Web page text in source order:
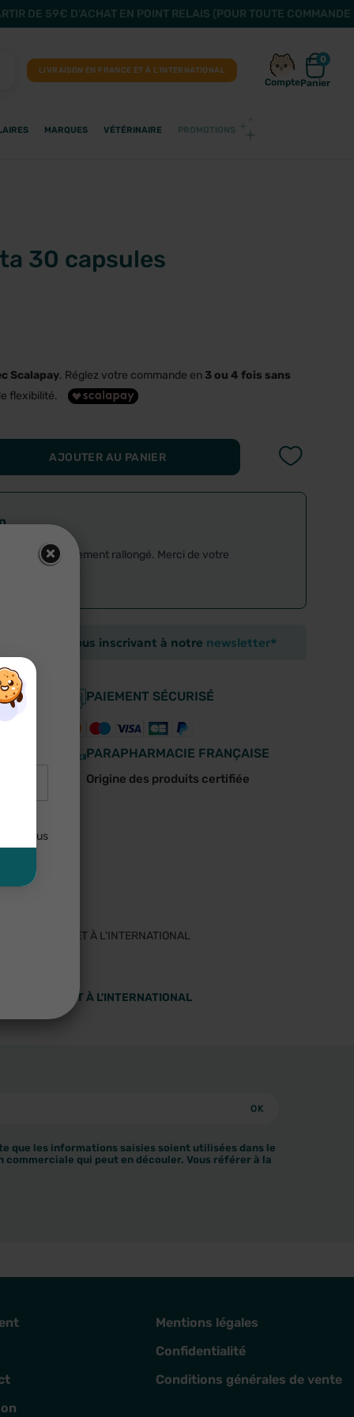
DE 59€ D'ACHAT EN POINT RELAIS (POUR TOUTE
LIVRAISON EN FRANCE ET À L’INTERNATIONAL
Compte
0
Panier
MARQUES VÉTÉRINAIRE PROMOTIONS
30 capsules
Scalapay. Réglez votre commande en 3 ou 4 fois sans
flexibilité.
AJOUTER AU PANIER
est actuellement rallongé. Merci de votre
en vous inscrivant à notre newsletter*
59€
4,40€
PAIEMENT SÉCURISÉ
PARAPHARMACIE FRANÇAISE
Origine des produits certifiée
EN FRANCE ET À L'INTERNATIONAL
que les informations saisies soient utilisées dans le
commerciale qui peut en découler. Vous référer à la
Mentions légales
Confidentialité
Conditions générales de vente
×
×
Vous